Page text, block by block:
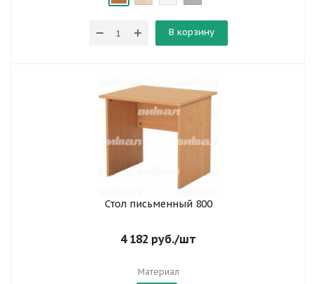
В корзину
Стол письменный 800
4 182 руб./шт
Материал